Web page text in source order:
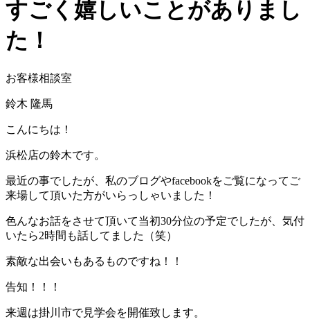
すごく嬉しいことがありまし
た！
お客様相談室
鈴木 隆馬
こんにちは！
浜松店の鈴木です。
最近の事でしたが、私のブログやfacebookをご覧になってご
来場して頂いた方がいらっしゃいました！
色んなお話をさせて頂いて当初30分位の予定でしたが、気付
いたら2時間も話してました（笑）
素敵な出会いもあるものですね！！
告知！！！
来週は掛川市で見学会を開催致します。